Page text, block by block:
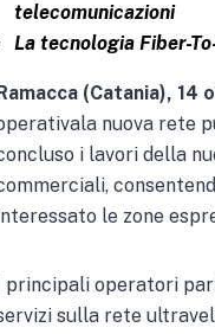
telecomunicazioni
La tecnologia Fiber-
(Catania),
nuova rete
i lavori della
le zone
principali operatori
sulla rete